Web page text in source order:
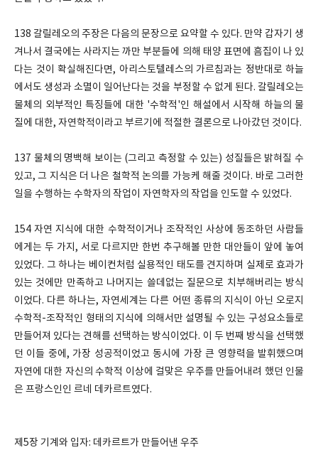
138 갈릴레오의 주장은 다음의 문장으로 요약할 수 있다. 만약 갑자기 생
겨나서 결국에는 사라지는 까만 부분들에 의해 태양 표면에 흠집이 나 있
다는 것이 확실해진다면, 아리스토텔레스의 가르침과는 정반대로 하늘
에서도 생성과 소멸이 일어난다는 것을 부정할 수 없게 된다. 갈릴레오는
물체의 외부적인 특징들에 대한 '수학적'인 해설에서 시작해 하늘의 물
질에 대한, 자연학적이라고 부르기에 적절한 결론으로 나아갔던 것이다.
137 물체의 명백해 보이는 (그리고 측정할 수 있는) 성질들은 밝혀질 수
있고, 그 지식은 더 나은 철학적 논의를 가능케 해줄 것이다. 바로 그러한
일을 수행하는 수학자의 작업이 자연학자의 작업을 인도할 수 있었다.
154 자연 지식에 대한 수학적이거나 조작적인 사상에 동조하던 사람들
에게는 두 가지, 서로 다르지만 한번 추구해볼 만한 대안들이 앞에 놓여
있었다. 그 하나는 베이컨처럼 실용적인 태도를 견지하며 실제로 효과가
있는 것에만 만족하고 나머지는 쓸데없는 질문으로 치부해버리는 방식
이었다. 다른 하나는, 자연세계는 다른 어떤 종류의 지식이 아닌 오로지
수학적-조작적인 형태의 지식에 의해서만 설명될 수 있는 구성요소들로
만들어져 있다는 견해를 선택하는 방식이었다. 이 두 번째 방식을 선택했
던 이들 중에, 가장 성공적이었고 동시에 가장 큰 영향력을 발휘했으며
자연에 대한 자신의 수학적 이상에 걸맞은 우주를 만들어내려 했던 인물
은 프랑스인인 르네 데카르트였다.
제5장 기계와 입자: 데카르트가 만들어낸 우주